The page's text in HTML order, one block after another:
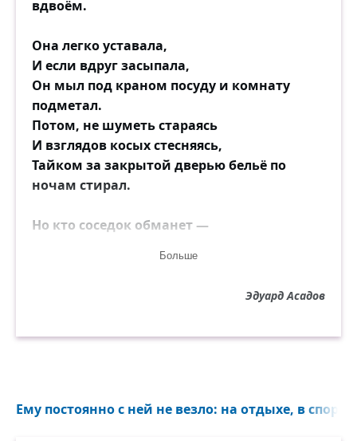
вдвоём.
Она легко уставала,
И если вдруг засыпала,
Он мыл под краном посуду и комнату
подметал.
Потом, не шуметь стараясь
И взглядов косых стесняясь,
Тайком за закрытой дверью бельё по
ночам стирал.
Но кто соседок обманет —
Жужжал над кастрюльным паром их
Вздыхали, что парень — тряпка и у жены
Нередко вот так часами
Больше
Эдуард Асадов
Ему постоянно с ней не везло: на отдыхе, в